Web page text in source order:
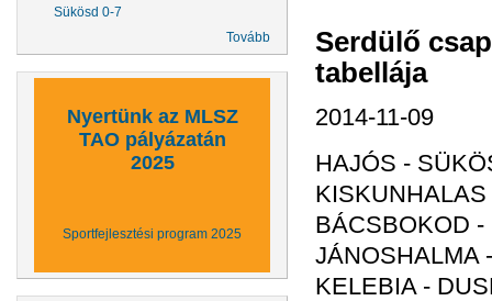
Sükösd 0-7
Tovább
Nyertünk az MLSZ
TAO pályázatán
2025
Sportfejlesztési program 2025
Serdülő
tabellája
2014-11-09
HAJÓS -
KISKUNHALAS
BÁCSBOKOD -
JÁNOSHALMA
KELEBIA -